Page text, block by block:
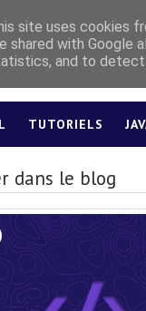
TUTORIELS
dans le blog
site uses cookies
shared with Google
and to detect